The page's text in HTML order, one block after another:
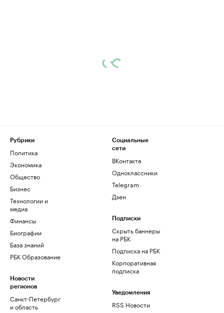
Рубрики
Политика
Экономика
Общество
Бизнес
Технологии и
медиа
Финансы
Биографии
База знаний
РБК Образование
Новости
регионов
Санкт-Петербург
и область
Социальные
сети
ВКонтакте
Одноклассники
Telegram
Дзен
Подписки
Скрыть баннеры
на РБК
Подписка на РБК
Корпоративная
подписка
Уведомления
RSS Новости